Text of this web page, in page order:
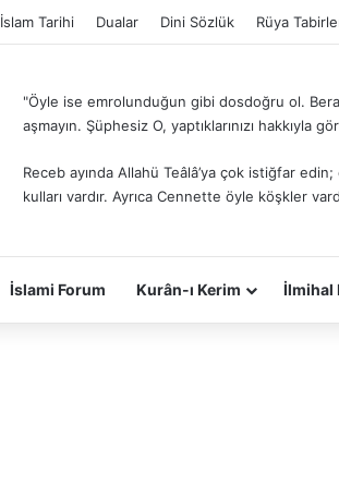
İslam Tarihi Dualar Dini Sözlük Rüya
"Öyle ise emrolunduğun gibi dosdoğru ol.
aşmayın. Şüphesiz O, yaptıklarınızı hakkıyla
Receb ayında Allahü Teâlâ’ya çok istiğfar
kulları vardır. Ayrıca Cennette öyle köşkler
İslami Forum Kurân-ı Kerim İlmihal